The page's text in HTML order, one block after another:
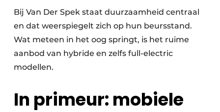
Bedrijfsafval
Bouw & Sloopafval
Elektronisch Afval
Bij Van Der Spek staat duurzaamheid centraal
en dat weerspiegelt zich op hun beursstand.
Wat meteen in het oog springt, is het ruime
aanbod van hybride en zelfs full-electric
modellen.
In primeur: mobiele